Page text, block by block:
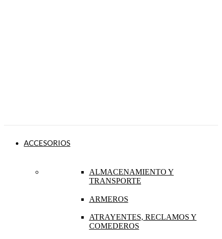
ACCESORIOS
ALMACENAMIENTO Y
TRANSPORTE
ARMEROS
ATRAYENTES, RECLAMOS Y
COMEDEROS